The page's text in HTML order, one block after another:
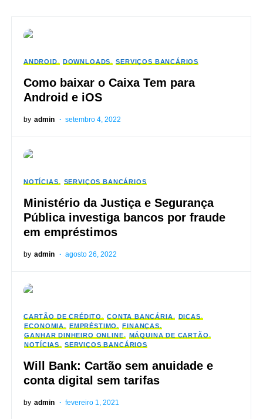
ANDROID DOWNLOADS SERVIÇOS BANCÁRIOS
Como baixar o Caixa Tem para
Android e iOS
by admin setembro 4, 2022
NOTÍCIAS SERVIÇOS BANCÁRIOS
Ministério da Justiça e Segurança
Pública investiga bancos por fraude
em empréstimos
by admin agosto 26, 2022
CARTÃO DE CRÉDITO CONTA BANCÁRIA
DICAS
ECONOMIA
EMPRÉSTIMO
FINANÇAS
GANHAR DINHEIRO ONLINE
MÁQUINA DE CARTÃO
NOTÍCIAS
SERVIÇOS BANCÁRIOS
Will Bank: Cartão sem anuidade e
conta digital sem tarifas
by admin fevereiro 1, 2021